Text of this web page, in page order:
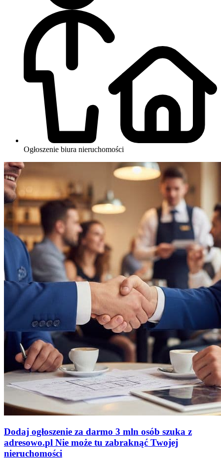
Ogłoszenie biura nieruchomości
Dodaj ogłoszenie za darmo 3 mln osób szuka z
adresowo.pl Nie może tu zabraknąć Twojej
nieruchomości